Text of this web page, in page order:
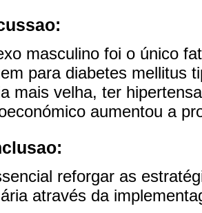
masculino foi o único
para diabetes mellitus
mais velha, ter
aumentou a
reforgar as
através da